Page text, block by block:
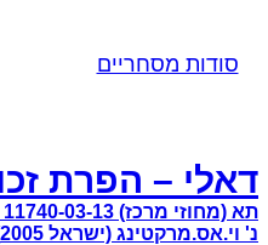
סודות מסחריים
דאלי – הפרת
נ' וי.אס.מרקטינג (ישראל 2005) בע"מ (פורסם בנבו)